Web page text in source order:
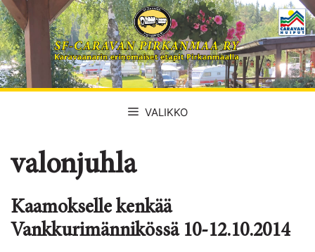
Siirry
sisältöön
VALIKKO
valonjuhla
Kaamokselle kenkää
Vankkurimännikössä 10-12.10.2014